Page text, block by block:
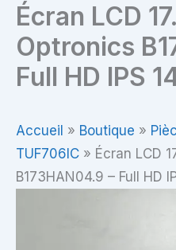
Écran LCD
Optronics
Full HD IPS
Accueil » Boutique »
TUF706IC » Écran LCD
B173HAN04.9 – Full HD